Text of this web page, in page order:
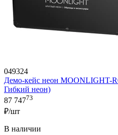
049324
Демо-кейс неон MOONLIGHT-
Гибкий неон)
87 74773
₽/шт
В наличии